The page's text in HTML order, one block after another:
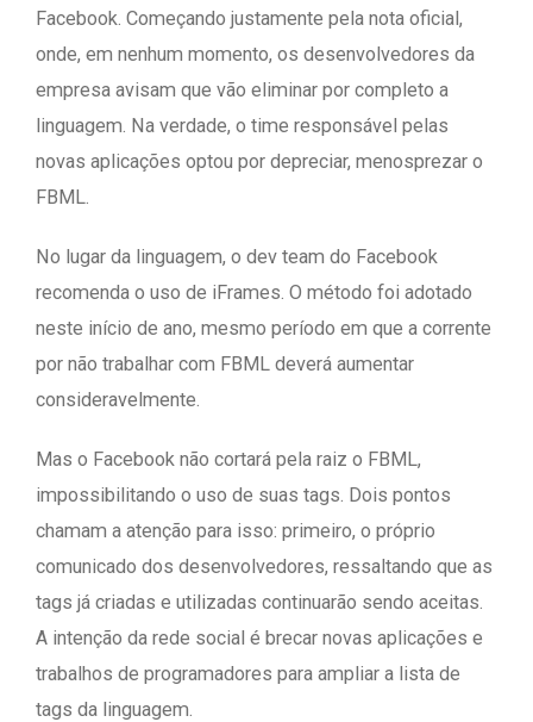
Facebook. Começando justamente pela nota oficial,
onde, em nenhum momento, os desenvolvedores da
empresa avisam que vão eliminar por completo a
linguagem. Na verdade, o time responsável pelas
novas aplicações optou por depreciar, menosprezar o
FBML.
No lugar da linguagem, o dev team do Facebook
recomenda o uso de iFrames. O método foi adotado
neste início de ano, mesmo período em que a corrente
por não trabalhar com FBML deverá aumentar
consideravelmente.
Mas o Facebook não cortará pela raiz o FBML,
impossibilitando o uso de suas tags. Dois pontos
chamam a atenção para isso: primeiro, o próprio
comunicado dos desenvolvedores, ressaltando que as
tags já criadas e utilizadas continuarão sendo aceitas.
A intenção da rede social é brecar novas aplicações e
trabalhos de programadores para ampliar a lista de
tags da linguagem.